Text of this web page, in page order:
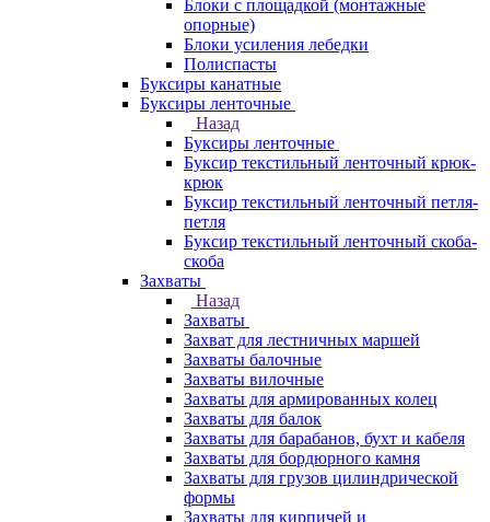
Блоки с площадкой (монтажные
опорные)
Блоки усиления лебедки
Полиспасты
Буксиры канатные
Буксиры ленточные
Назад
Буксиры ленточные
Буксир текстильный ленточный крюк-
крюк
Буксир текстильный ленточный петля-
петля
Буксир текстильный ленточный скоба-
скоба
Захваты
Назад
Захваты
Захват для лестничных маршей
Захваты балочные
Захваты вилочные
Захваты для армированных колец
Захваты для балок
Захваты для барабанов, бухт и кабеля
Захваты для бордюрного камня
Захваты для грузов цилиндрической
формы
Захваты для кирпичей и